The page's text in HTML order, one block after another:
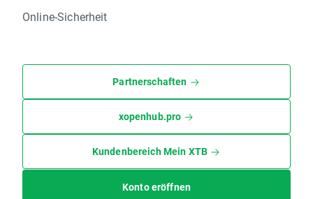
Online-Sicherheit
Partnerschaften
xopenhub.pro
Kundenbereich Mein XTB
Konto eröffnen